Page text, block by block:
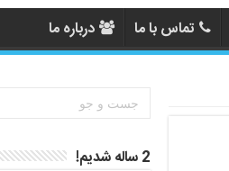
تماس با ما درباره ما
2 ساله شدیم!